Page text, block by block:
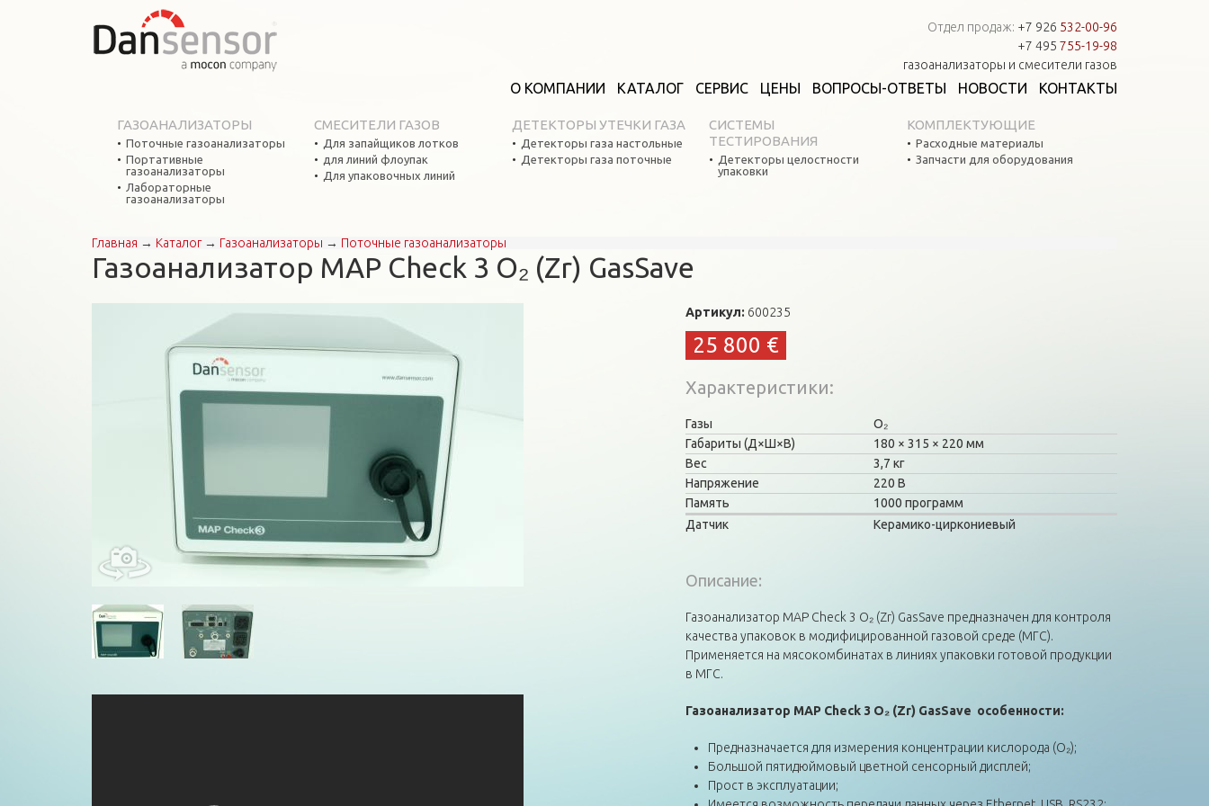
Отдел продаж: +7 926 532-00-96
+7 495 755-19-98
газоанализаторы и смесители газов
О КОМПАНИИ КАТАЛОГ СЕРВИС ЦЕНЫ ВОПРОСЫ-ОТВЕТЫ НОВОСТИ КОНТАКТЫ
ГАЗОАНАЛИЗАТОРЫ
Поточные газоанализаторы
Портативные
газоанализаторы
Лабораторные
газоанализаторы
СМЕСИТЕЛИ ГАЗОВ
Для запайщиков лотков
для линий флоупак
Для упаковочных линий
ДЕТЕКТОРЫ УТЕЧКИ ГАЗА
Детекторы газа настольные
Детекторы газа поточные
СИСТЕМЫ
ТЕСТИРОВАНИЯ
Детекторы целостности
упаковки
КОМПЛЕКТУЮЩИЕ
Расходные материалы
Запчасти для оборудования
Вы здесь
Главная → Каталог→ Газоанализаторы → Поточные газоанализаторы
Газоанализатор MAP Check 3 О₂ (Zr) GasSave
Артикул: 600235
25 800 €
Характеристики
Газы
O₂
Габариты (Д×Ш×В)
180 315
220 мм
Вес
3,7 кг
Напряжение
220 В
Память
1000 программ
Датчик
Керамико-циркониевый
Описание:
Газоанализатор MAP Check 3 О₂ (Zr) GasSave предназначен для контроля
качества упаковок в модифицированной газовой среде (МГС).
Применяется на мясокомбинатах в линиях упаковки готовой продукции
в МГС.
Газоанализатор MAP Check 3 О₂ (Zr) GasSave особенности:
Предназначается для измерения концентрации кислорода (О₂);
Большой пятидюймовый цветной сенсорный дисплей;
Прост в эксплуатации;